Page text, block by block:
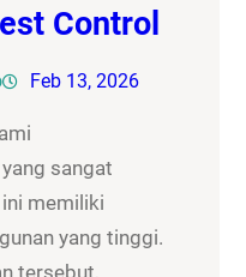
Control
Feb 13, 2026
sangat
memiliki
yang tinggi.